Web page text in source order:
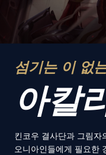
섬기는 이 없
아칼
킨코우 결사단과 그림자
오니아인들에게 필요한